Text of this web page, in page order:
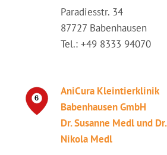
Paradiesstr. 34
87727 Babenhausen
Tel.: +49 8333 94070
AniCura Kleintierklinik
Babenhausen GmbH
Dr. Susanne Medl und Dr.
Nikola Medl